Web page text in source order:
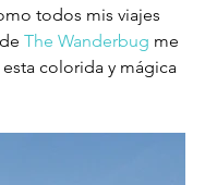
todos mis viajes
The Wanderbug me
colorida y mágica